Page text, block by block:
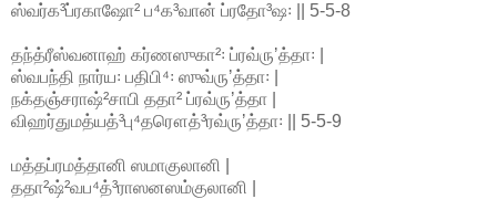
ஸ்வர்க³ப்ரகாஷோ² ப⁴க³வான் ப்ரதோ³ஷ꞉ || 5-5-8
தந்த்ரீஸ்வனாஹ் கர்ணஸுகா²꞉ ப்ரவ்ருʼத்தா꞉ |
ஸ்வபந்தி நார்ய꞉ பதிபி⁴꞉ ஸுவ்ருʼத்தா꞉ |
நக்தஞ்சராஷ்²சாபி ததா² ப்ரவ்ருʼத்தா |
விஹர்துமத்யத்³பு⁴தரௌத்³ரவ்ருʼத்தா꞉ || 5-5-9
மத்தப்ரமத்தானி ஸமாகுலானி |
ததா²ஷ்²வப⁴த்³ராஸனஸம்குலானி |